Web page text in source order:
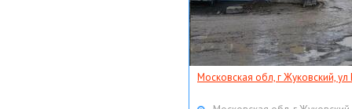
Московская обл, г Жуковский,